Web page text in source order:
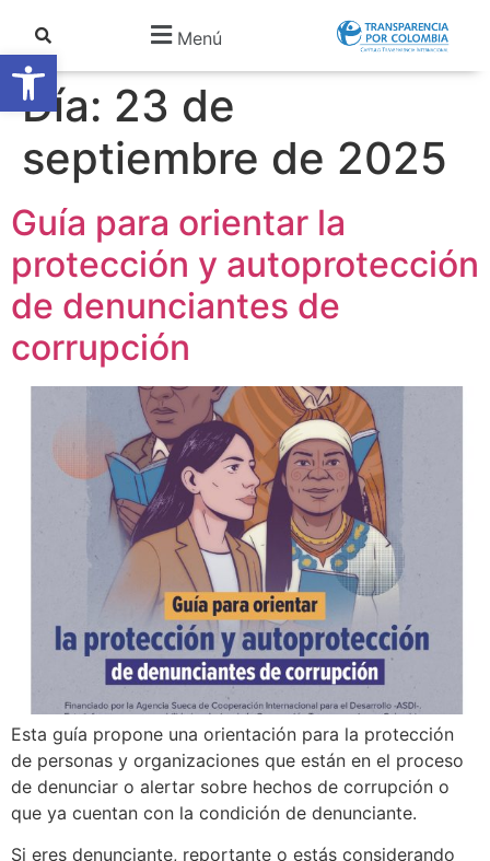
Abrir barra de herramientas
Menú
Día: 23 de
septiembre de 2025
Guía para orientar la
protección y autoprotección
de denunciantes de
corrupción
Esta guía propone una orientación para la protección
de personas y organizaciones que están en el proceso
de denunciar o alertar sobre hechos de corrupción o
que ya cuentan con la condición de denunciante.
Si eres denunciante, reportante o estás considerando